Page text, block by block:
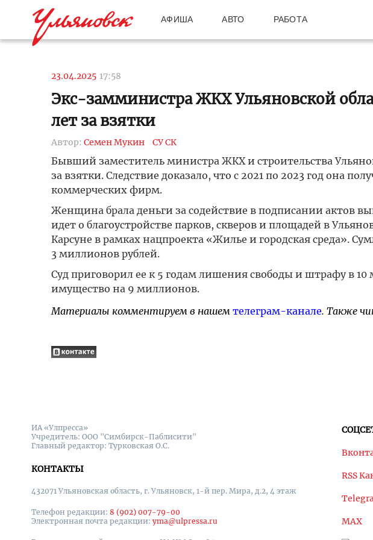
АФИША АВТО РАБОТА
23.04.2025 17:58
Экс-замминистра ЖКХ Ульяновской
лет за взятки
Автор: Семен Мукин СУ СК
Бывший заместитель министра ЖКХ и строительства
за взятки. Следствие доказало, что с 2021 по 2023 год она
коммерческих фирм.
Женщина брала деньги за содействие в подписании актов
идет о благоустройстве парков, скверов и площадей в
Карсуне в рамках нацпроекта «Жилье и городская среда».
3 миллионов рублей.
Суд приговорил ее к 5 годам лишения свободы и штрафу в
имущество на 9 миллионов.
Материалы комментируем в нашем телеграм-канале. Также
ИА «Улпресса»
Учредитель: ООО "Симбирск-Паблисити"
Главный редактор: Турковская О.С.
КОНТАКТЫ
432071 Ульяновская область, г. Ульяновск, 1-й пер. Мира, д.2, 4 этаж
Телефон редакции: 8 (902) 007-79-00
Электронная почта редакции: yma@ulpressa.ru
RSS
MAX